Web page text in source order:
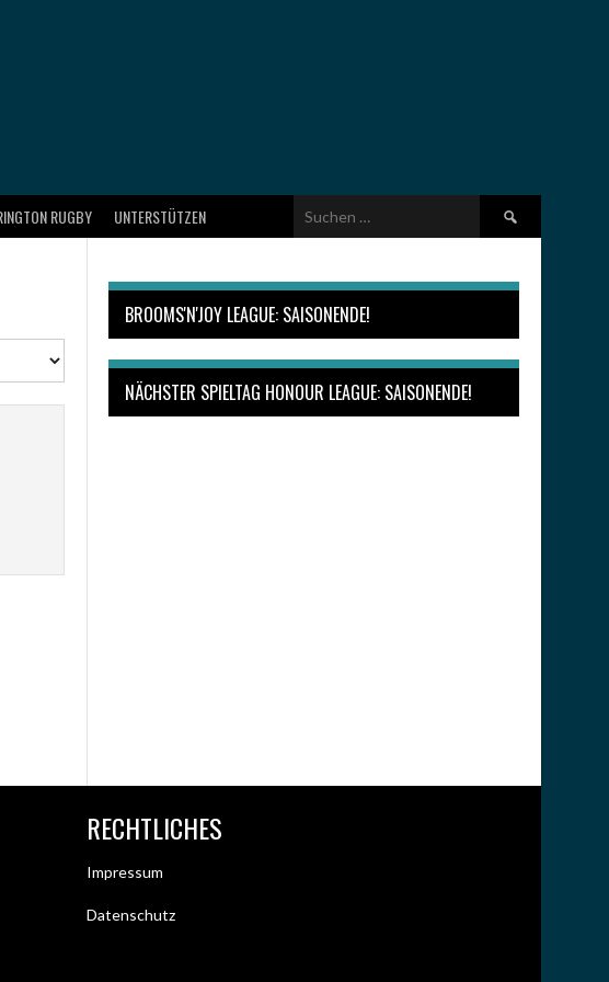
RUGBY UNTERSTÜTZEN
Suchen
nach:
BROOMS'N'JOY LEAGUE: SAISONENDE!
NÄCHSTER SPIELTAG HONOUR LEAGUE: SAISONENDE!
RECHTLICHES
Impressum
Datenschutz